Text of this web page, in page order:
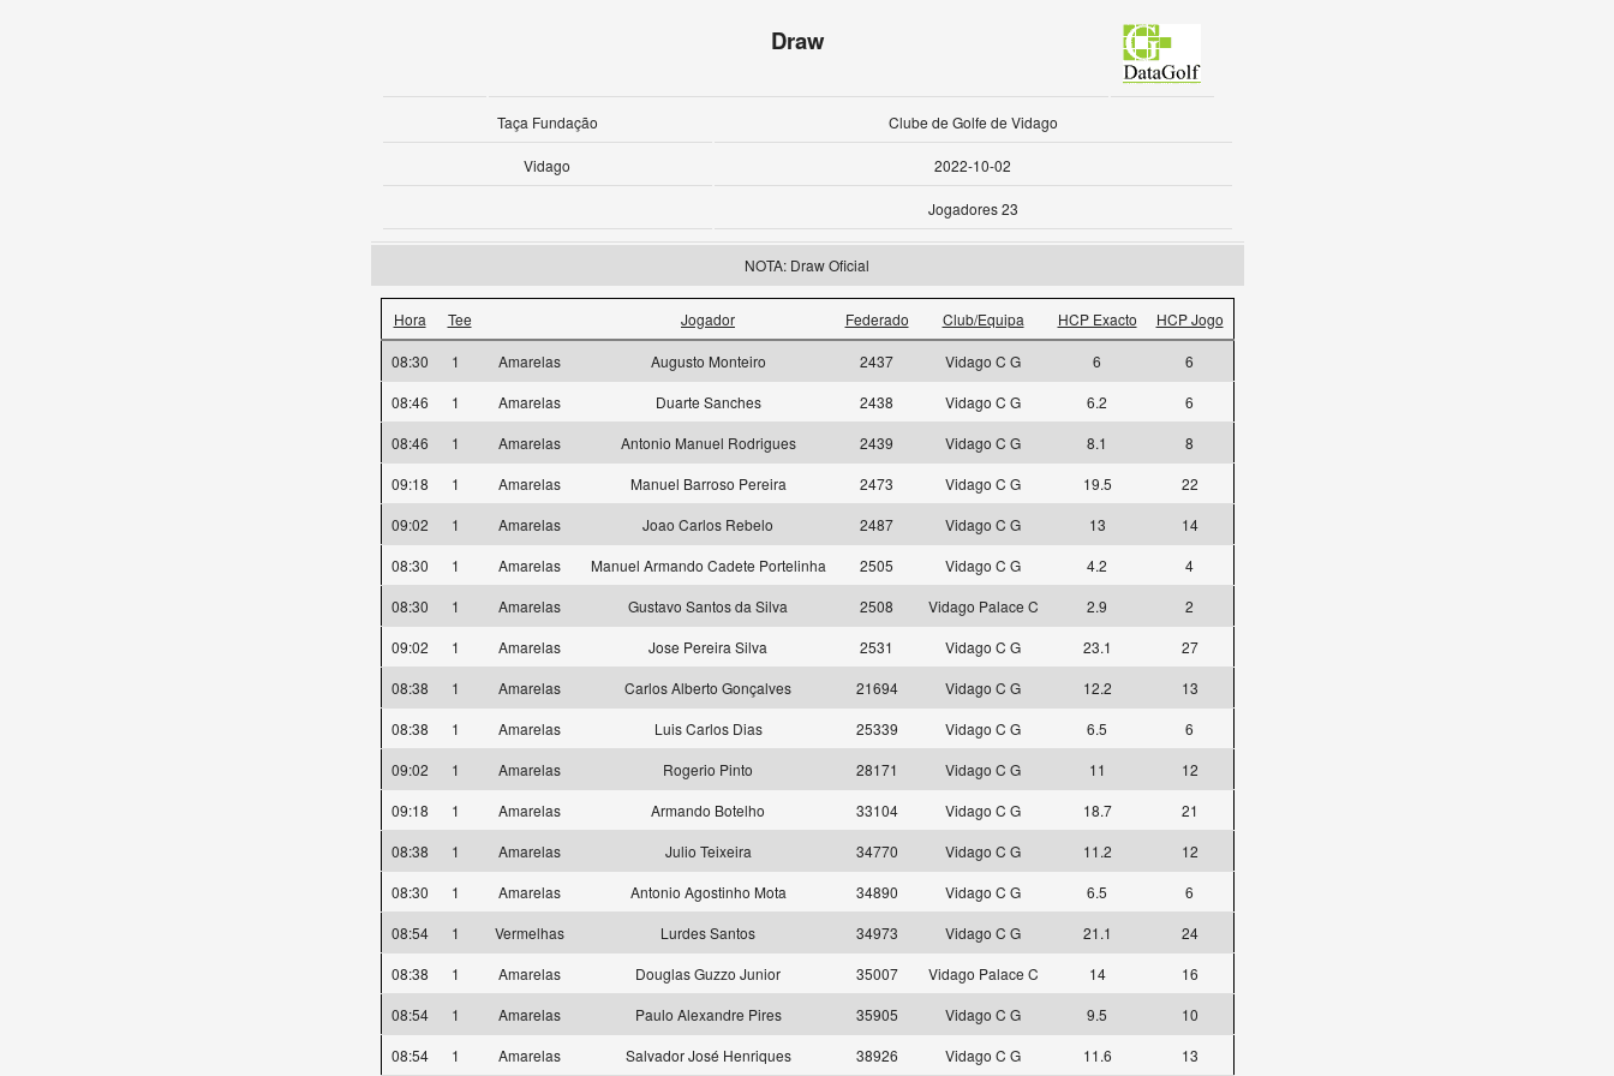
Draw
Taça Fundação Clube de Golfe de Vidago
Vidago 2022-10-02
Jogadores 23
NOTA: Draw Oficial
Hora Tee Jogador Federado Club/Equipa HCP Exacto HCP Jogo
08:30 1 Amarelas Augusto Monteiro 2437 Vidago C G 6
6
08:46
1 Amarelas Duarte Sanches 2438 Vidago C G 6.2
6
08:46
1 Amarelas Antonio Manuel Rodrigues 2439 Vidago C G 8.1
8
09:18
1 Amarelas Manuel Barroso Pereira 2473 Vidago C G 19.5
22
09:02
1 Amarelas Joao Carlos Rebelo 2487 Vidago C G 13
14
08:30
1 Amarelas Manuel Armando Cadete Portelinha 2505 Vidago C G 4.2
4
08:30
1 Amarelas Gustavo Santos da Silva 2508 Vidago Palace C 2.9
2
09:02
1 Amarelas Jose Pereira Silva 2531 Vidago C G 23.1
27
08:38
1 Amarelas Carlos Alberto Gonçalves 21694 Vidago C G 12.2
13
08:38
1 Amarelas Luis Carlos Dias 25339 Vidago C G 6.5
6
09:02
1 Amarelas Rogerio Pinto 28171 Vidago C G 11
12
09:18
1 Amarelas Armando Botelho 33104 Vidago C G 18.7
21
08:38
1 Amarelas Julio Teixeira 34770 Vidago C G 11.2
12
08:30
1 Amarelas Antonio Agostinho Mota 34890 Vidago C G 6.5
6
08:54
1 Vermelhas Lurdes Santos 34973 Vidago C G 21.1
24
08:38
1 Amarelas Douglas Guzzo Junior 35007 Vidago Palace C 14
16
08:54
1 Amarelas Paulo Alexandre Pires 35905 Vidago C G 9.5
10
08:54
1 Amarelas Salvador José Henriques 38926 Vidago C G 11.6 13